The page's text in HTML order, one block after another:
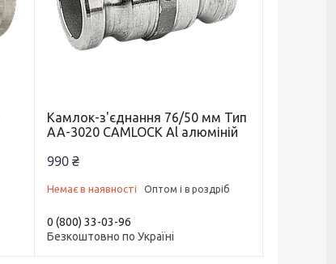
Камлок-з'єднання 76/50 мм Тип
АА-3020 CAMLOCK Al алюміній
990 ₴
Немає в наявності Оптом і в роздріб
0 (800) 33-03-96
Безкоштовно по Україні